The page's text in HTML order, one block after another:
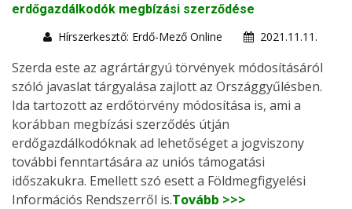
erdőgazdálkodók megbízási szerződése
Hírszerkesztő: Erdő-Mező Online
2021.11.11.
Szerda este az agrártárgyú törvények módosításáról
szóló javaslat tárgyalása zajlott az Országgyűlésben.
Ida tartozott az erdőtörvény módosítása is, ami a
korábban megbízási szerződés útján
erdőgazdálkodóknak ad lehetőséget a jogviszony
további fenntartására az uniós támogatási
időszakukra. Emellett szó esett a Földmegfigyelési
Információs Rendszerről is.Tovább >>>